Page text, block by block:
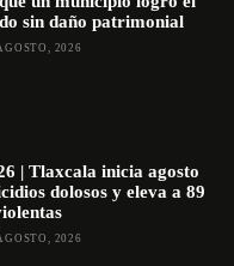
sin daño patrimonial
2026
| Tlaxcala inicia agosto
dolosos y eleva a 89
2026